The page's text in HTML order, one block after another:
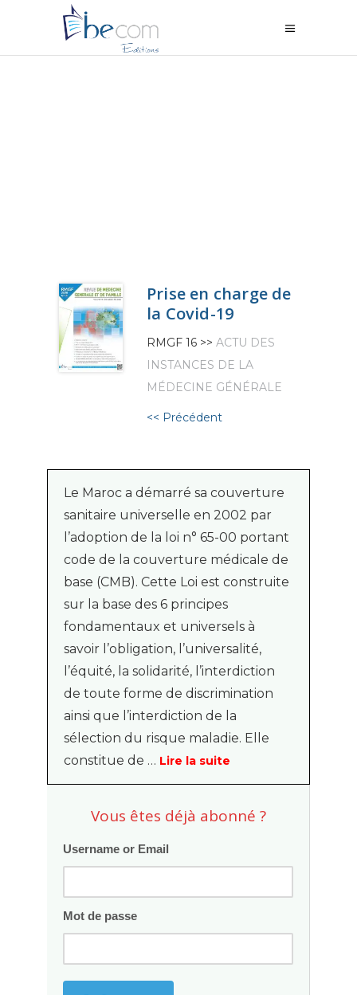
Prise en charge de
la Covid-19
RMGF 16 >> ACTU DES
INSTANCES DE LA
MÉDECINE GÉNÉRALE
<< Précédent
Le Maroc a démarré sa couverture
sanitaire universelle en 2002 par
l’adoption de la loi n° 65-00 portant
code de la couverture médicale de
base (CMB). Cette Loi est construite
sur la base des 6 principes
fondamentaux et universels à
savoir l’obligation, l’universalité,
l’équité, la solidarité, l’interdiction
de toute forme de discrimination
ainsi que l’interdiction de la
sélection du risque maladie. Elle
constitue de … Lire la suite
Vous êtes déjà abonné ?
Username or Email
Mot de passe